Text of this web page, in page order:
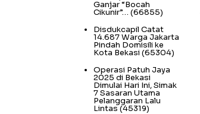
Ganjar “Bocah
Cikunir”… (66855)
Disdukcapil Catat
14.687 Warga Jakarta
Pindah Domisili ke
Kota Bekasi (65304)
Operasi Patuh Jaya
2025 di Bekasi
Dimulai Hari Ini, Simak
7 Sasaran Utama
Pelanggaran Lalu
Lintas(45319)